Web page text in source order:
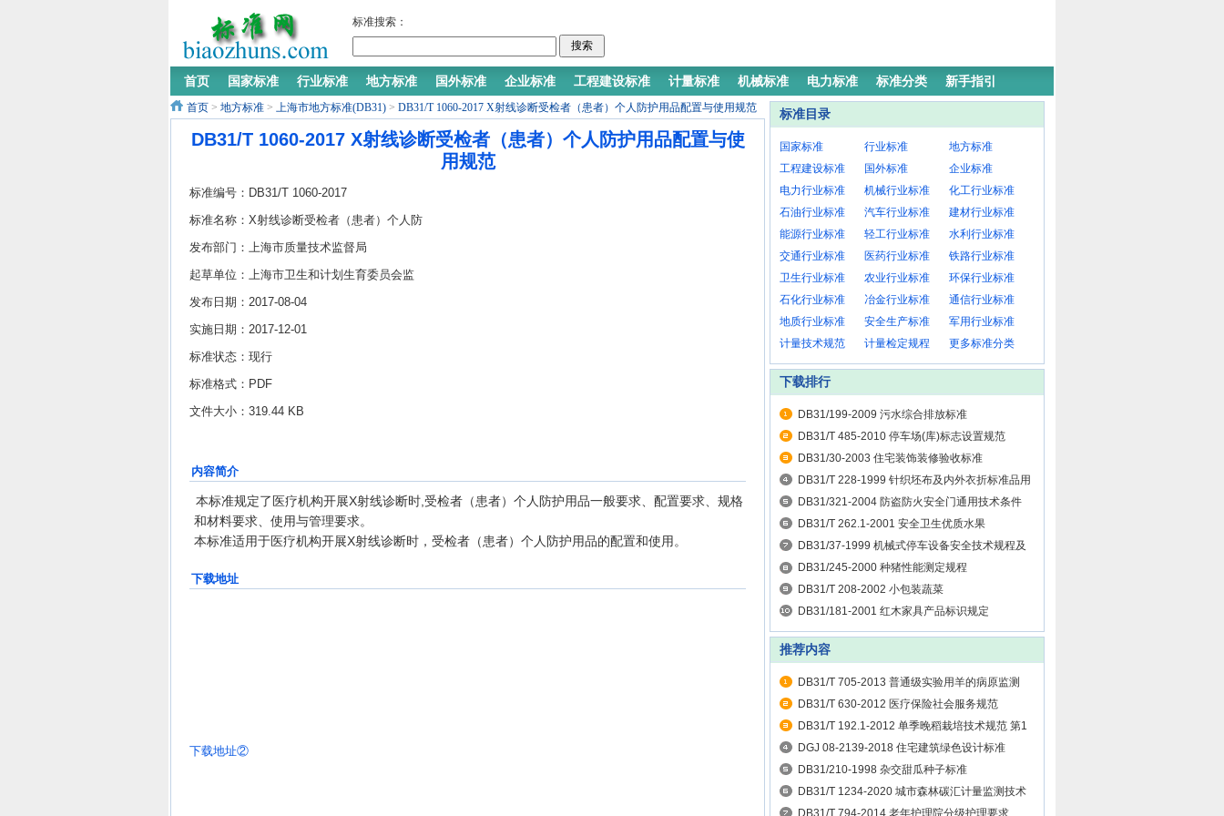
标准搜索：
首页 国家标准 行业标准 地方标准 国外标准 企业标准 工程建设标准 计量标准 机械标准 电力标准 标准分类 新手指引
首页 > 地方标准 > 上海市地方标准(DB31) > DB31/T 1060-2017 X射线诊断受检者（患者）个人防护用品配置与使用规范
DB31/T 1060-2017 X射线诊断受检者（患者）个人防护用品配置与使
用规范
标准编号：DB31/T 1060-2017
标准名称：X射线诊断受检者（患者）个人防
护用品配置与使用规范
发布部门：上海市质量技术监督局
起草单位：上海市卫生和计划生育委员会监
督所
发布日期：2017-08-04
实施日期：2017-12-01
标准状态：现行
标准格式：PDF
文件大小：319.44 KB
内容简介
本标准规定了医疗机构开展X射线诊断时,受检者（患者）个人防护用品一般要求、配置要求、规格
和材料要求、使用与管理要求。
本标准适用于医疗机构开展X射线诊断时，受检者（患者）个人防护用品的配置和使用。
下载地址
下载地址②
标准目录
国家标准 行业标准
地方标准
工程建设标准
国外标准
企业标准
电力行业标准
机械行业标准
化工行业标准
石油行业标准
汽车行业标准
建材行业标准
能源行业标准
轻工行业标准
水利行业标准
交通行业标准
医药行业标准
铁路行业标准
卫生行业标准
农业行业标准
环保行业标准
石化行业标准
冶金行业标准
通信行业标准
地质行业标准
安全生产标准
军用行业标准
计量技术规范
计量检定规程 更多标准分类
下载排行
DB31/199-2009 污水综合排放标准
DB31/T 485-2010 停车场(库)标志设置规范
DB31/30-2003 住宅装饰装修验收标准
DB31/T 228-1999 针织坯布及内外衣折标准品用
电单耗计算方法
DB31/321-2004 防盗防火安全门通用技术条件
DB31/T 262.1-2001 安全卫生优质水果
DB31/37-1999 机械式停车设备安全技术规程及
运行管理
DB31/245-2000 种猪性能测定规程
DB31/T 208-2002 小包装蔬菜
DB31/181-2001 红木家具产品标识规定
推荐内容
DB31/T 705-2013 普通级实验用羊的病原监测
DB31/T 630-2012 医疗保险社会服务规范
DB31/T 192.1-2012 单季晚稻栽培技术规范 第1
部分 水直播栽培技术
DGJ 08-2139-2018 住宅建筑绿色设计标准
DB31/210-1998 杂交甜瓜种子标准
DB31/T 1234-2020 城市森林碳汇计量监测技术
规程
DB31/T 794-2014 老年护理院分级护理要求